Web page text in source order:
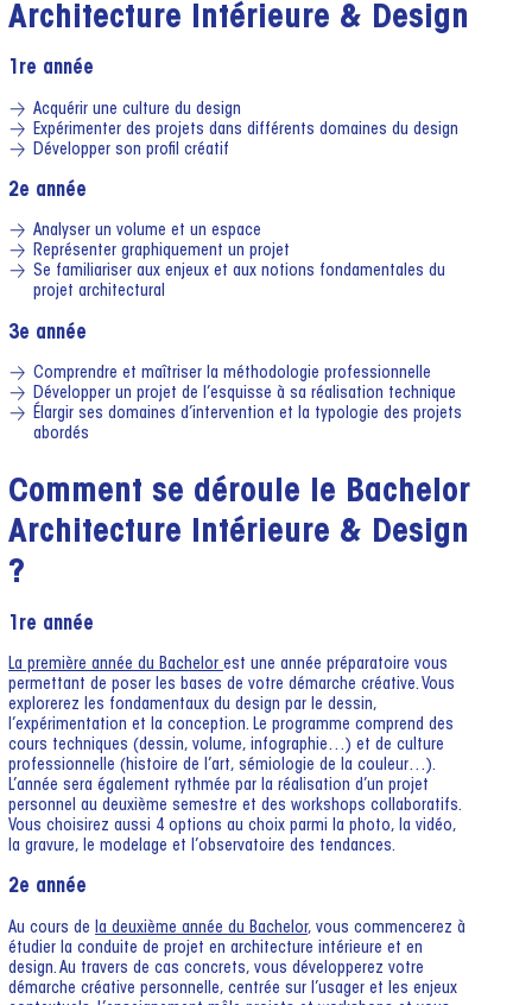
Architecture Intérieure & Design
1re année
Acquérir une culture du design
Expérimenter des projets dans différents domaines du design
Développer son profil créatif
2e année
Analyser un volume et un espace
Représenter graphiquement un projet
Se familiariser aux enjeux et aux notions fondamentales du
projet architectural
3e année
Comprendre et maîtriser la méthodologie professionnelle
Développer un projet de l’esquisse à sa réalisation technique
Élargir ses domaines d’intervention et la typologie des projets
abordés
Comment se déroule le Bachelor
Architecture Intérieure & Design
?
1re année
La première année du Bachelor est une année préparatoire vous
permettant de poser les bases de votre démarche créative. Vous
explorerez les fondamentaux du design par le dessin,
l’expérimentation et la conception. Le programme comprend des
cours techniques (dessin, volume, infographie…) et de culture
professionnelle (histoire de l’art, sémiologie de la couleur…).
L’année sera également rythmée par la réalisation d’un projet
personnel au deuxième semestre et des workshops collaboratifs.
Vous choisirez aussi 4 options au choix parmi la photo, la vidéo,
la gravure, le modelage et l’observatoire des tendances.
2e année
Au cours de la deuxième année du Bachelor, vous commencerez à
étudier la conduite de projet en architecture intérieure et en
design. Au travers de cas concrets, vous développerez votre
démarche créative personnelle, centrée sur l’usager et les enjeux